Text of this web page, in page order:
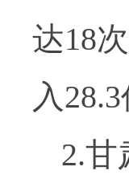
达18
入28.3
2.甘